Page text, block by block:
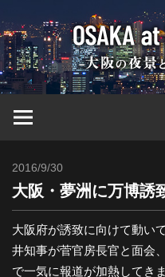
ン
テ
ン
ツ
2016/9/30
大阪・夢洲に万博誘
大阪府が誘致に向けて動い
井知事が菅官房長官と面会
で一気に報道が加熱してきま